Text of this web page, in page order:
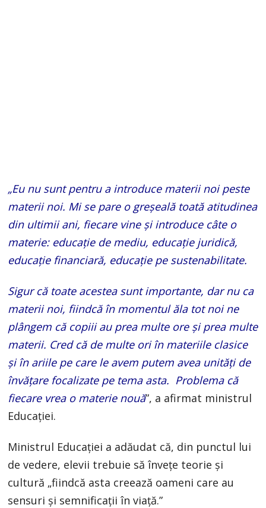
„Eu nu sunt pentru a introduce materii noi peste
materii noi. Mi se pare o greşeală toată atitudinea
din ultimii ani, fiecare vine şi introduce câte o
materie: educaţie de mediu, educaţie juridică,
educaţie financiară, educaţie pe sustenabilitate.
Sigur că toate acestea sunt importante, dar nu ca
materii noi, fiindcă în momentul ăla tot noi ne
plângem că copiii au prea multe ore şi prea multe
materii. Cred că de multe ori în materiile clasice
şi în ariile pe care le avem putem avea unităţi de
învăţare focalizate pe tema asta. Problema că
fiecare vrea o materie nouă”, a afirmat ministrul
Educaţiei.
Ministrul Educației a adăudat că, din punctul lui
de vedere, elevii trebuie să învețe teorie și
cultură „fiindcă asta creează oameni care au
sensuri şi semnificaţii în viaţă.”